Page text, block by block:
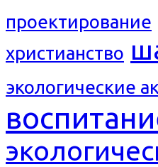
проектирование
христианство
экологические